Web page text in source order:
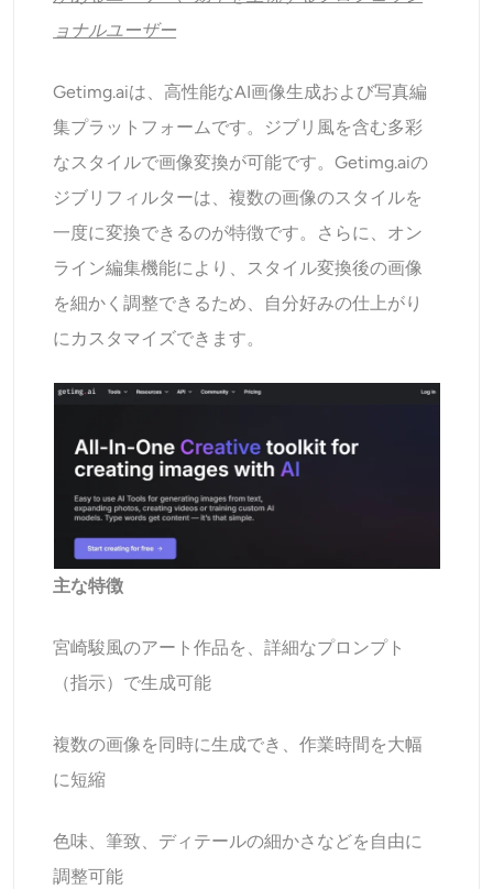
ョナルユーザー
Getimg.aiは、高性能なAI画像生成および写真編
集プラットフォームです。ジブリ風を含む多彩
なスタイルで画像変換が可能です。Getimg.aiの
ジブリフィルターは、複数の画像のスタイルを
一度に変換できるのが特徴です。さらに、オン
ライン編集機能により、スタイル変換後の画像
を細かく調整できるため、自分好みの仕上がり
にカスタマイズできます。
主な特徴
宮崎駿風のアート作品を、詳細なプロンプト
（指示）で生成可能
複数の画像を同時に生成でき、作業時間を大幅
に短縮
色味、筆致、ディテールの細かさなどを自由に
調整可能